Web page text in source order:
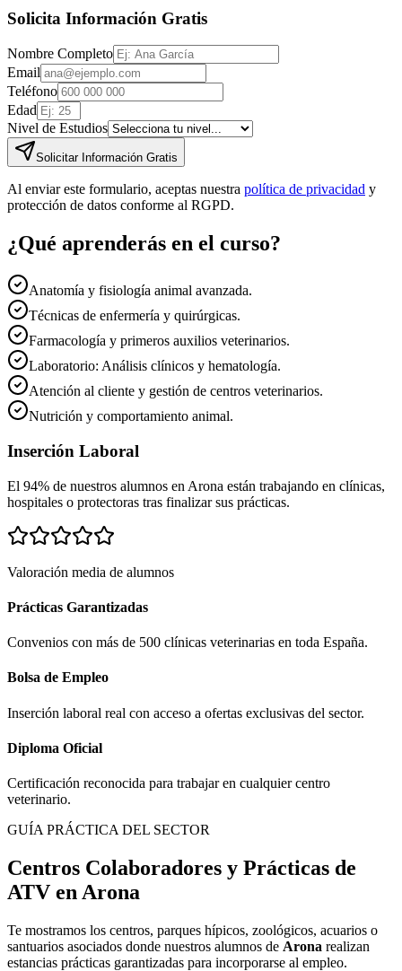
Solicita Información Gratis
Nombre Completo
Email
Teléfono
Edad
Nivel de Estudios
Solicitar Información Gratis
Al enviar este formulario, aceptas nuestra política de privacidad y
protección de datos conforme al RGPD.
¿Qué aprenderás en el curso?
Anatomía y fisiología animal avanzada.
Técnicas de enfermería y quirúrgicas.
Farmacología y primeros auxilios veterinarios.
Laboratorio: Análisis clínicos y hematología.
Atención al cliente y gestión de centros veterinarios.
Nutrición y comportamiento animal.
Inserción Laboral
El 94% de nuestros alumnos en Arona están trabajando en clínicas,
hospitales o protectoras tras finalizar sus prácticas.
Valoración media de alumnos
Prácticas Garantizadas
Convenios con más de 500 clínicas veterinarias en toda España.
Bolsa de Empleo
Inserción laboral real con acceso a ofertas exclusivas del sector.
Diploma Oficial
Certificación reconocida para trabajar en cualquier centro
veterinario.
GUÍA PRÁCTICA DEL SECTOR
Centros Colaboradores y Prácticas de
ATV en Arona
Te mostramos los centros, parques hípicos, zoológicos, acuarios o
santuarios asociados donde nuestros alumnos de Arona realizan
estancias prácticas garantizadas para incorporarse al empleo.